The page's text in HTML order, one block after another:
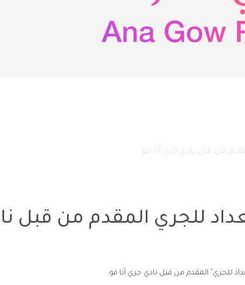
من قبل نادي جري أنا قو
للجري المقدم من قبل
للجري" المقدم من قبل نادي جري أنا قو.